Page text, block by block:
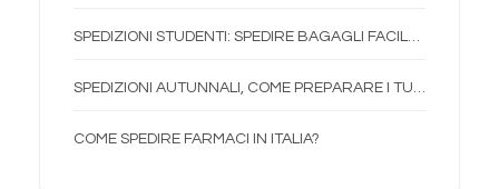
SPEDIZIONI STUDENTI: SPEDIRE BAGAGLI FACILE E CONVENIENTE
SPEDIZIONI AUTUNNALI, COME PREPARARE I TUOI PACCHI
COME SPEDIRE FARMACI IN ITALIA?